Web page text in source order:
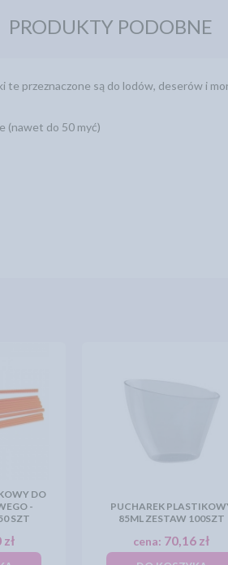
PRODUKTY PODOBNE
przeznaczone są do lodów, deserów i
(nawet do 50 myć)
DO
-
SZT
PUCHAREK
85ML ZESTAW 100SZT
cena: 70,16 zł